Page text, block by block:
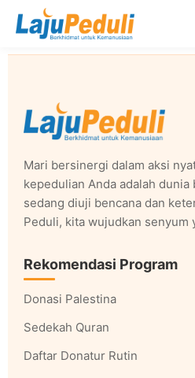
Program Pendidikan
Mari bersinergi dalam aksi
kepedulian Anda adalah dunia
sedang diuji bencana dan
Peduli, kita wujudkan senyum
Rekomendasi Program
Donasi Palestina
Sedekah Quran
Daftar Donatur Rutin